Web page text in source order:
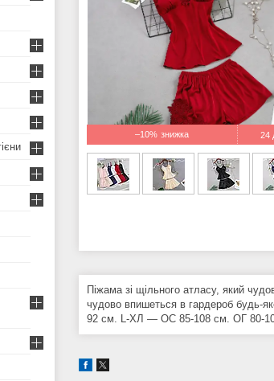
–10% 24
Піжама зі щільного атласу, який
чудово впишеться в гардероб будь-
92 см. L-ХЛ — ОС 85-108 см. ОГ 80-